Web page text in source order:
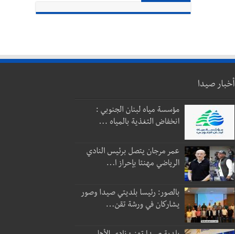
أخبار صيدا
مؤسسة مياه لبنان الجنوبي :
انخفاض التغذية بالمياه ...
عمر مرجان يتصل برئيس النادي
الرياضي مهنئا بإحراز ا...
بالصور: رئيسا بلديتي صيدا وصور
يشاركان في ورشة تقن...